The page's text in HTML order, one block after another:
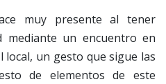
muy presente al tener
mediante un encuentro en
un gesto que sigue las
de elementos de este